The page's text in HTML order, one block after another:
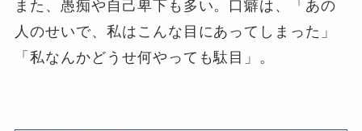
また、愚痴や自己卑下も多い。口癖は、「あの
人のせいで、私はこんな目にあってしまった」
「私なんかどうせ何やっても駄目」。